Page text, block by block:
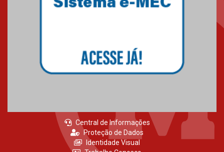
Central de Informações
Proteção de Dados
Identidade Visual